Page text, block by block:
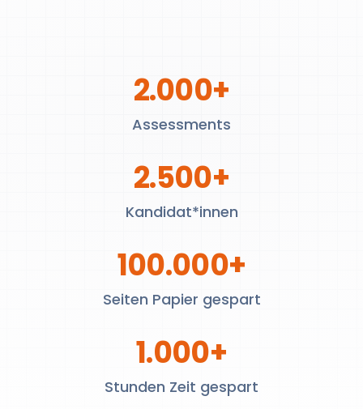
2.000+
Assessments
2.500+
Kandidat*innen
100.000+
Seiten Papier gespart
1.000+
Stunden Zeit gespart